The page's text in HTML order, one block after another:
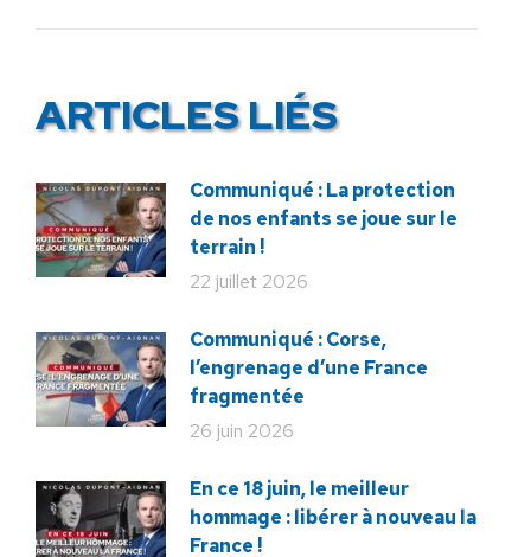
ARTICLES LIÉS
Communiqué : La protection
de nos enfants se joue sur le
terrain !
22 juillet 2026
Communiqué : Corse,
l’engrenage d’une France
fragmentée
26 juin 2026
En ce 18 juin, le meilleur
hommage : libérer à nouveau la
France !